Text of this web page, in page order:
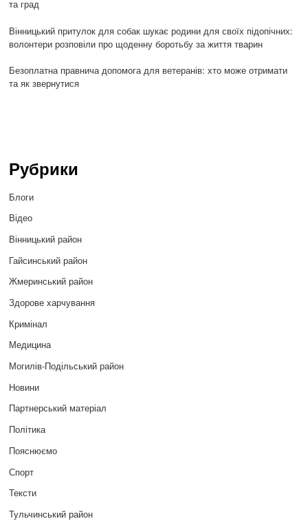
та град
Вінницький притулок для собак шукає родини для своїх підопічних:
волонтери розповіли про щоденну боротьбу за життя тварин
Безоплатна правнича допомога для ветеранів: хто може отримати
та як звернутися
Рубрики
Блоги
Відео
Вінницький район
Гайсинський район
Жмеринський район
Здорове харчування
Кримінал
Медицина
Могилів-Подільський район
Новини
Партнерський матеріал
Політика
Пояснюємо
Спорт
Тексти
Тульчинський район